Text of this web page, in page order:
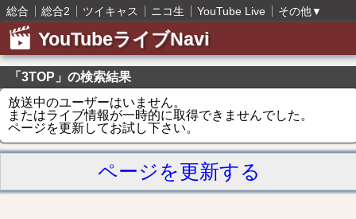
総合 総合2 ツイキャス ニコ生 YouTube Live その他▼
YouTubeライブNavi
「3TOP」の検索結果
放送中のユーザーはいません。
またはライブ情報が一時的に取得できませんでした。
ページを更新してお試し下さい。
ページを更新する